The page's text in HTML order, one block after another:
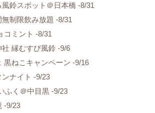
風鈴スポット＠日本橋 -8/31
無制限飲み放題 -8/31
コミント -8/31
社 縁むすび風鈴 -9/6
黒ねこキャンペーン -9/16
ンナイト -9/23
ふく＠中目黒 -9/23
-9/23